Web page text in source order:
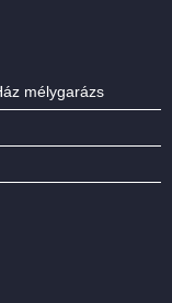
mélygarázs